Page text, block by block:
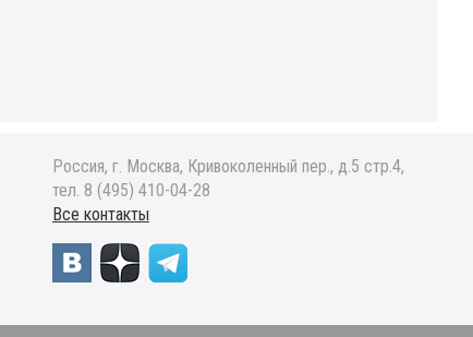
Россия, г. Москва, Кривоколенный пер., д.5 стр.4,
тел. 8 (495) 410-04-28
Все контакты